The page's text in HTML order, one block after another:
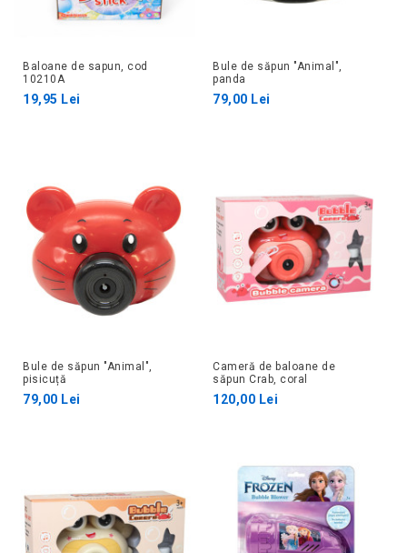
Baloane de sapun, cod
10210A
19,95 Lei
Bule de săpun "Animal",
panda
79,00 Lei
Bule de săpun "Animal",
pisicuță
79,00 Lei
Cameră de baloane de
săpun Crab, coral
120,00 Lei